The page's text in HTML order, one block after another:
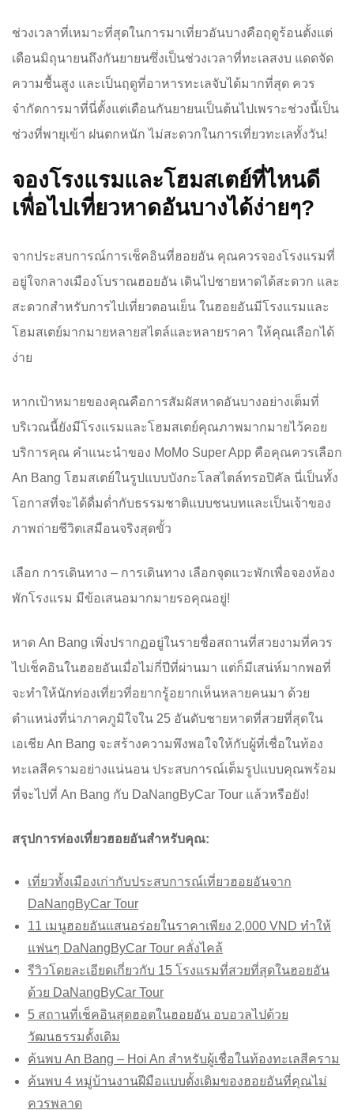
ช่วงเวลาที่เหมาะที่สุดในการมาเที่ยวอันบางคือฤดูร้อนตั้งแต่
เดือนมิถุนายนถึงกันยายนซึ่งเป็นช่วงเวลาที่ทะเลสงบ แดดจัด
ความชื้นสูง และเป็นฤดูที่อาหารทะเลจับได้มากที่สุด ควร
จำกัดการมาที่นี่ตั้งแต่เดือนกันยายนเป็นต้นไปเพราะช่วงนี้เป็น
ช่วงที่พายุเข้า ฝนตกหนัก ไม่สะดวกในการเที่ยวทะเลทั้งวัน!
จองโรงแรมและโฮมสเตย์ที่ไหนดี
เพื่อไปเที่ยวหาดอันบางได้ง่ายๆ?
จากประสบการณ์การเช็คอินที่ฮอยอัน คุณควรจองโรงแรมที่
อยู่ใจกลางเมืองโบราณฮอยอัน เดินไปชายหาดได้สะดวก และ
สะดวกสำหรับการไปเที่ยวตอนเย็น ในฮอยอันมีโรงแรมและ
โฮมสเตย์มากมายหลายสไตล์และหลายราคา ให้คุณเลือกได้
ง่าย
หากเป้าหมายของคุณคือการสัมผัสหาดอันบางอย่างเต็มที่
บริเวณนี้ยังมีโรงแรมและโฮมสเตย์คุณภาพมากมายไว้คอย
บริการคุณ คำแนะนำของ MoMo Super App คือคุณควรเลือก
An Bang โฮมสเตย์ในรูปแบบบังกะโลสไตล์ทรอปิคัล นี่เป็นทั้ง
โอกาสที่จะได้ดื่มด่ำกับธรรมชาติแบบชนบทและเป็นเจ้าของ
ภาพถ่ายชีวิตเสมือนจริงสุดขั้ว
เลือก การเดินทาง – การเดินทาง เลือกจุดแวะพักเพื่อจองห้อง
พักโรงแรม มีข้อเสนอมากมายรอคุณอยู่!
หาด An Bang เพิ่งปรากฏอยู่ในรายชื่อสถานที่สวยงามที่ควร
ไปเช็คอินในฮอยอันเมื่อไม่กี่ปีที่ผ่านมา แต่ก็มีเสน่ห์มากพอที่
จะทำให้นักท่องเที่ยวที่อยากรู้อยากเห็นหลายคนมา ด้วย
ตำแหน่งที่น่าภาคภูมิใจใน 25 อันดับชายหาดที่สวยที่สุดใน
เอเชีย An Bang จะสร้างความพึงพอใจให้กับผู้ที่เชื่อในท้อง
ทะเลสีครามอย่างแน่นอน ประสบการณ์เต็มรูปแบบคุณพร้อม
ที่จะไปที่ An Bang กับ DaNangByCar Tour แล้วหรือยัง!
สรุปการท่องเที่ยวฮอยอันสำหรับคุณ:
เที่ยวทั้งเมืองเก่ากับประสบการณ์เที่ยวฮอยอันจาก
DaNangByCar Tour
11 เมนูฮอยอันแสนอร่อยในราคาเพียง 2,000 VND ทำให้
แฟนๆ DaNangByCar Tour คลั่งไคล้
รีวิวโดยละเอียดเกี่ยวกับ 15 โรงแรมที่สวยที่สุดในฮอยอัน
ด้วย DaNangByCar Tour
5 สถานที่เช็คอินสุดฮอตในฮอยอัน อบอวลไปด้วย
วัฒนธรรมดั้งเดิม
ค้นพบ An Bang – Hoi An สำหรับผู้เชื่อในท้องทะเลสีคราม
ค้นพบ 4 หมู่บ้านงานฝีมือแบบดั้งเดิมของฮอยอันที่คุณไม่
ควรพลาด